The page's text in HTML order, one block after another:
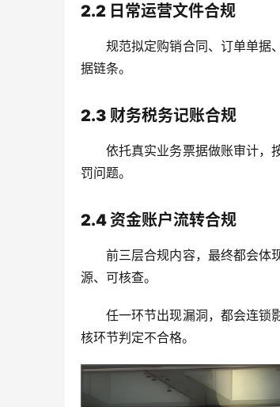
2.2 日常运营文件合规
规范拟定购销合同、订单单据
据链条。
2.3 财务税务记账合规
依托真实业务票据做账审计，
罚问题。
2.4 资金账户流转合规
前三层合规内容，最终都会体
源、可核查。
任一环节出现漏洞，都会连锁
核环节判定不合格。